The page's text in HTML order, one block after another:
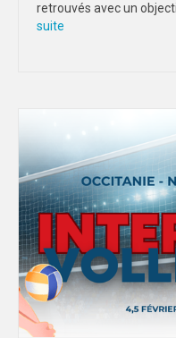
retrouvés avec un
suite­­